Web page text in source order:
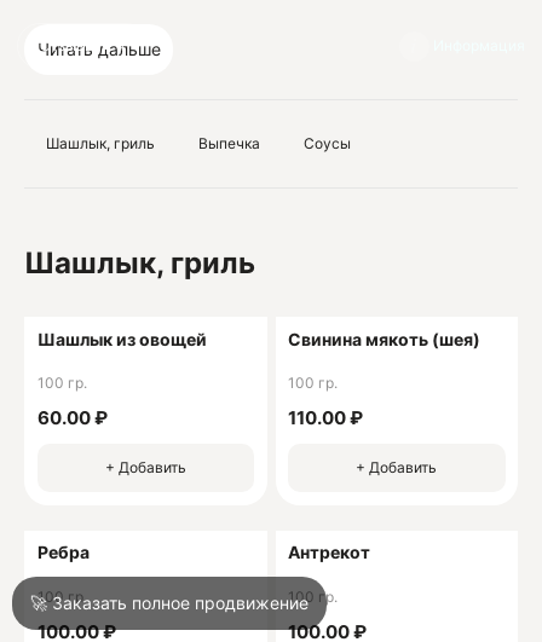
Войти
Отзывы 4
Читать дальше
Шашлык, гриль Выпечка Соусы
Шашлык, гриль
Шашлык из овощей
100 гр.
60.00 ₽
+ Добавить
Свинина мякоть (шея)
100 гр.
110.00 ₽
+ Добавить
Ребра
100 гр.
100.00 ₽
Антрекот
100 гр.
100.00 ₽
🚀 Заказать полное продвижение